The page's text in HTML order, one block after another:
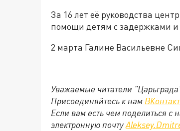
За 16 лет её руководства
помощи детям с задержками и
2 марта Галине Васильевне
Уважаемые читатели
Присоединяйтесь к нам
Если вам есть чем поделиться
электронную почту